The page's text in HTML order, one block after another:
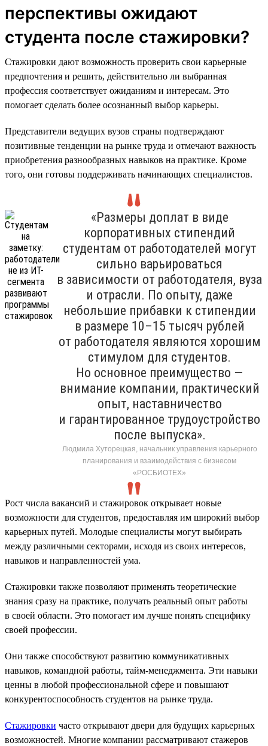
перспективы ожидают
студента после стажировки?
Стажировки дают возможность проверить свои карьерные
предпочтения и решить, действительно ли выбранная
профессия соответствует ожиданиям и интересам. Это
помогает сделать более осознанный выбор карьеры.
Представители ведущих вузов страны подтверждают
позитивные тенденции на рынке труда и отмечают важность
приобретения разнообразных навыков на практике. Кроме
того, они готовы поддерживать начинающих специалистов.
«Размеры доплат в виде
корпоративных стипендий
студентам от работодателей могут
сильно варьироваться
в зависимости от работодателя, вуза
и отрасли. По опыту, даже
небольшие прибавки к стипендии
в размере 10–15 тысяч рублей
от работодателя являются хорошим
стимулом для студентов.
Но основное преимущество —
внимание компании, практический
опыт, наставничество
и гарантированное трудоустройство
после выпуска».
Людмила Хуторецкая, начальник управления карьерного
планирования и взаимодействия с бизнесом
«РОСБИОТЕХ»
Рост числа вакансий и стажировок открывает новые
возможности для студентов, предоставляя им широкий выбор
карьерных путей. Молодые специалисты могут выбирать
между различными секторами, исходя из своих интересов,
навыков и направленностей ума.
Стажировки также позволяют применять теоретические
знания сразу на практике, получать реальный опыт работы
в своей области. Это помогает им лучше понять специфику
своей профессии.
Они также способствуют развитию коммуникативных
навыков, командной работы, тайм-менеджмента. Эти навыки
ценны в любой профессиональной сфере и повышают
конкурентоспособность студентов на рынке труда.
Стажировки часто открывают двери для будущих карьерных
возможностей. Многие компании рассматривают стажеров